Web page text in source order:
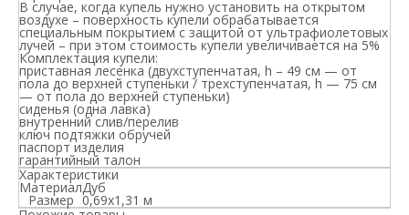
В случае, когда купель нужно установить на открытом
воздухе – поверхность купели обрабатывается
специальным покрытием с защитой от ультрафиолетовых
лучей – при этом стоимость купели увеличивается на 5%
Комплектация купели:
приставная лесенка (двухступенчатая, h – 49 см — от
пола до верхней ступеньки / трехступенчатая, h — 75 см
— от пола до верхней ступеньки)
сиденья (одна лавка)
внутренний слив/перелив
ключ подтяжки обручей
паспорт изделия
гарантийный талон
Характеристики
МатериалДуб
Размер 0,69х1,31 м